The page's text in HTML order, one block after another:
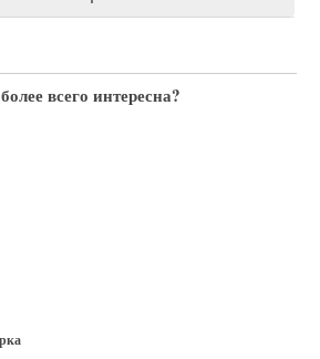
всего интересна?